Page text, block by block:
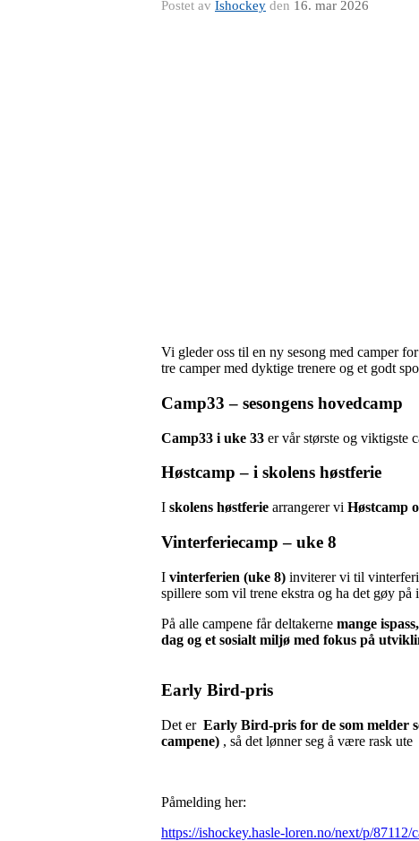
Postet av Ishockey den 16. mar 2026
Vi gleder oss til en ny sesong med camper
tre camper med dyktige trenere og et godt
Camp33 – sesongens hovedcamp
Camp33 i uke 33 er vår største og viktigste
Høstcamp – i skolens høstferie
I skolens høstferie arrangerer vi Høstcamp
Vinterferiecamp – uke 8
I vinterferien (uke 8) inviterer vi til
spillere som vil trene ekstra og ha det gøy på
På alle campene får deltakerne mange
dag og et sosialt miljø med fokus på
Early Bird-pris
Det er Early Bird-pris for de som melder
campene) , så det lønner seg å være rask ute
Påmelding her:
https://ishockey.hasle-loren.no/next/p/87112/